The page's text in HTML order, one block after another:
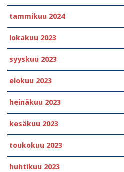
tammikuu 2024
lokakuu 2023
syyskuu 2023
elokuu 2023
heinäkuu 2023
kesäkuu 2023
toukokuu 2023
huhtikuu 2023